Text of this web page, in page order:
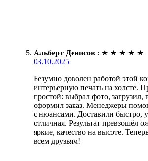
Альберт Денисов : ★ ★ ★ ★ ★
03.10.2025
Безумно доволен работой этой
интерьерную печать на холсте.
простой: выбрал фото, загрузил,
оформил заказ. Менеджеры
с нюансами. Доставили быстро,
отличная. Результат превзошёл
яркие, качество на высоте.
всем друзьям!